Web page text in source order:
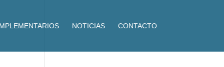
NOTICIAS CONTACTO